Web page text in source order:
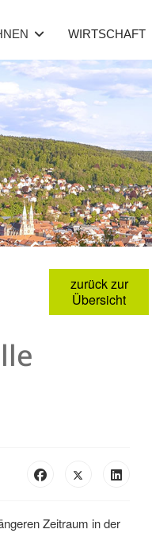
WIRTSCHAFT
zurück zur
Übersicht
Zeitraum in der